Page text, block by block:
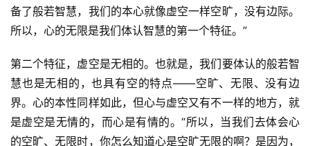
备了般若智慧，我们的本心就像虚空一样空旷，没有边际。
所以，心的无限是我们体认智慧的第一个特征。”
第二个特征，虚空是无相的。也就是，我们要体认的般若智
慧也是无相的，也具有空的特点——空旷、无限、没有边
界。心的本性同样如此，但心与虚空又有不一样的地方，就
是虚空是无情的，而心是有情的。“所以，当我们去体会心
的空旷、无限时，你怎么知道心是空旷无限的啊？是因为，